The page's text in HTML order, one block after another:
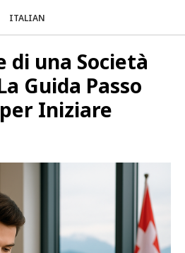
ITALIAN
di una Società
Guida Passo
Iniziare